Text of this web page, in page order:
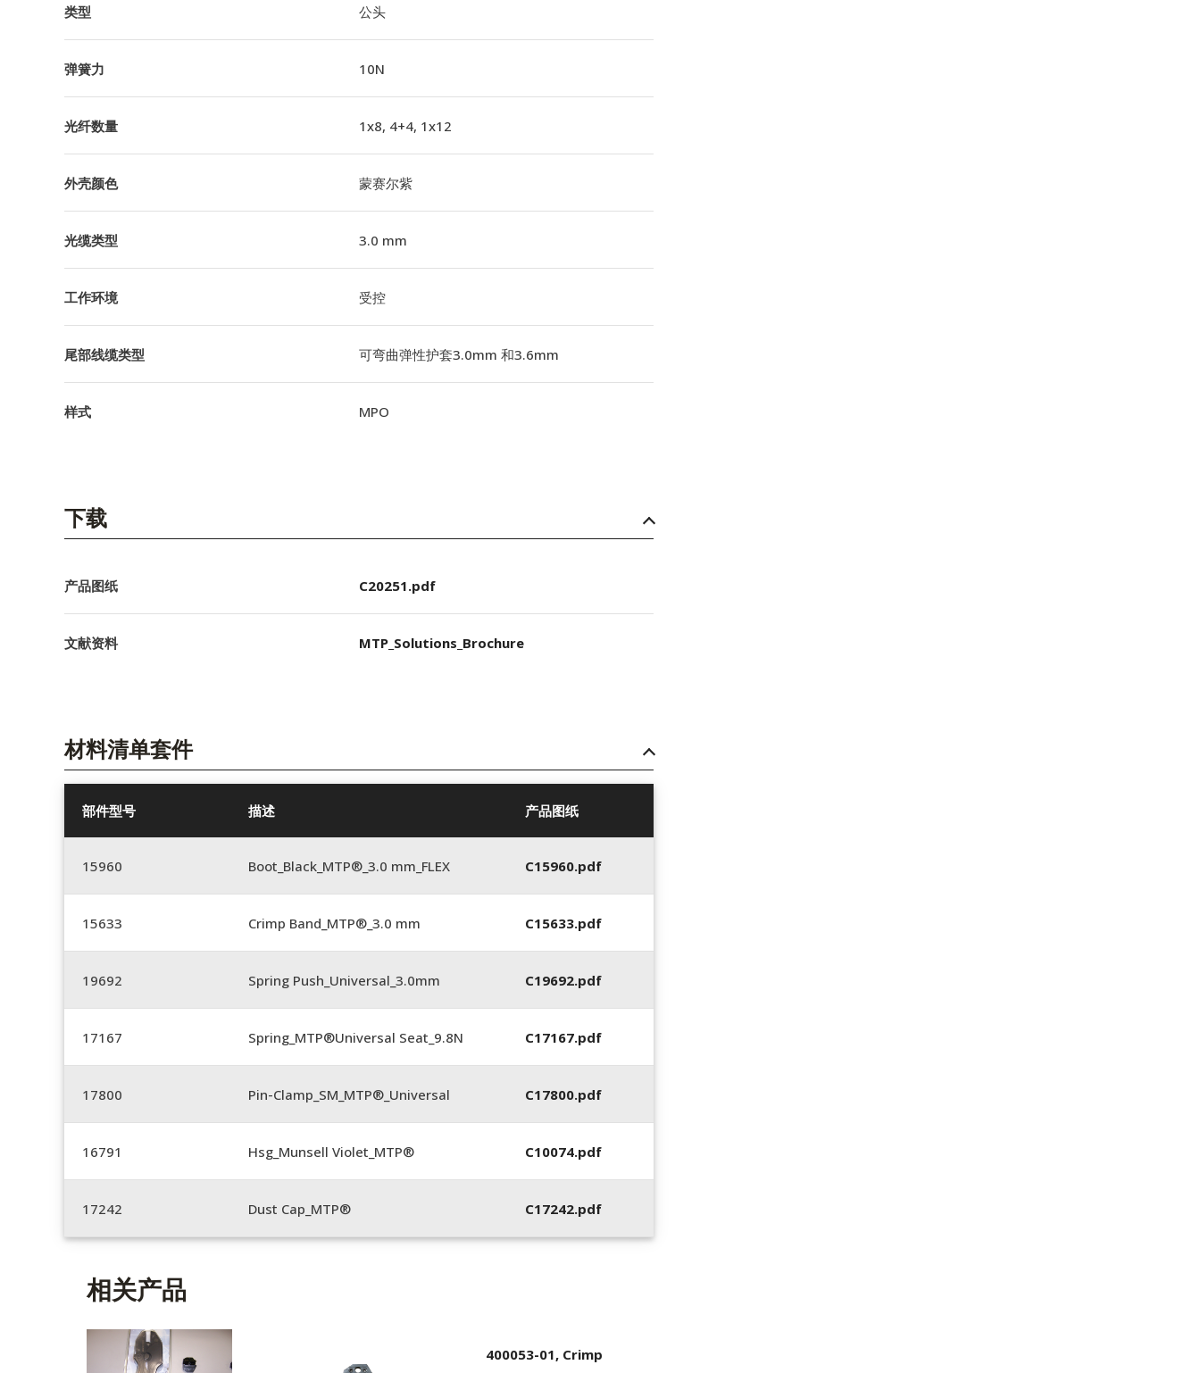
类型 公头
弹簧力 10N
光纤数量 1x8, 4+4, 1x12
外壳颜色 蒙赛尔紫
光缆类型 3.0 mm
工作环境 受控
尾部线缆类型 可弯曲弹性护套3.0mm 和3.6mm
样式 MPO
下载
产品图纸 C20251.pdf
文献资料 MTP_Solutions_Brochure
材料清单套件
部件型号 描述 产品图纸
15960 Boot_Black_MTP®_3.0 mm_FLEX C15960.pdf
15633 Crimp Band_MTP®_3.0 mm C15633.pdf
19692 Spring Push_Universal_3.0mm C19692.pdf
17167 Spring_MTP®Universal Seat_9.8N C17167.pdf
17800 Pin-Clamp_SM_MTP®_Universal C17800.pdf
16791 Hsg_Munsell Violet_MTP® C10074.pdf
17242 Dust Cap_MTP® C17242.pdf
相关产品
400053-01, Crimp